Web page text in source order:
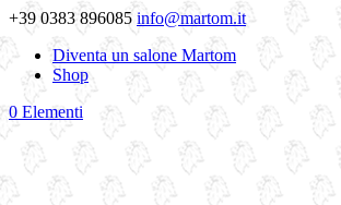
+39 0383 896085 info@martom.it
Diventa un salone Martom
Shop
0 Elementi